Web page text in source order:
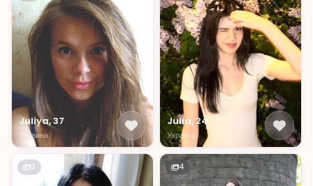
Juliya, 37
Украина
Julia, 24
Украина
3 4